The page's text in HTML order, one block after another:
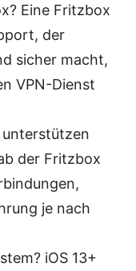
Eine Fritzbox
der
sicher macht,
VPN-Dienst
der Fritzbox
je nach
iOS 13+